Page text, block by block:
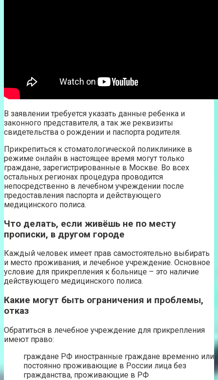
В заявлении требуется указать данные ребенка и
законного представителя, а так же реквизиты
свидетельства о рождении и паспорта родителя.
Прикрепиться к стоматологической поликлинике в
режиме онлайн в настоящее время могут только
граждане, зарегистрированные в Москве. Во всех
остальных регионах процедура проводится
непосредственно в лечебном учреждении после
предоставления паспорта и действующего
медицинского полиса.
Что делать, если живёшь не по месту
прописки, в другом городе
Каждый человек имеет прав самостоятельно выбирать
и место проживания, и лечебное учреждение. Основное
условие для прикрепления к больнице – это наличие
действующего медицинского полиса.
Какие могут быть ограничения и проблемы,
отказ
Обратиться в лечебное учреждение для прикрепления
имеют право:
граждане РФ иностранные граждане временно или
постоянно проживающие в России лица без
гражданства, проживающие в РФ